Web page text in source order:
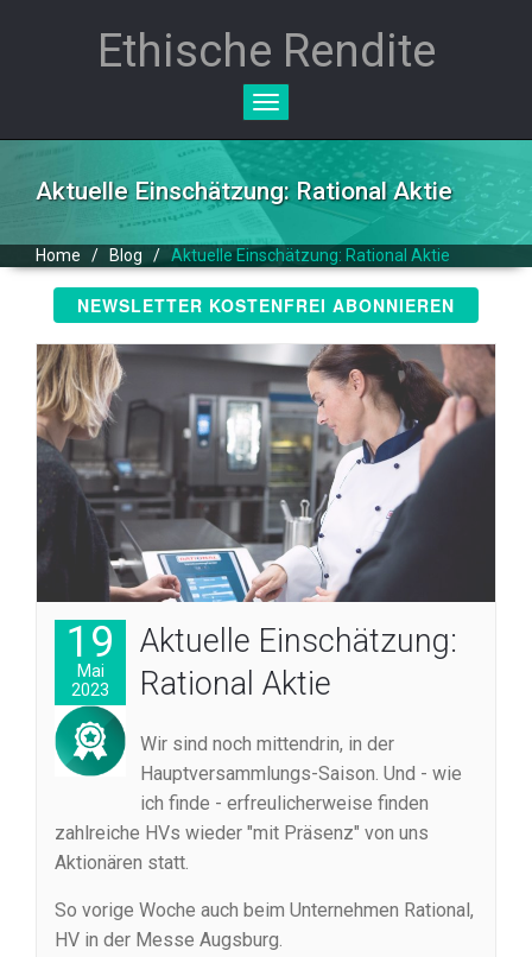
Ethische Rendite
Toggle
Aktuelle Einschätzung: Rational Aktie
Home / Blog / Aktuelle Einschätzung: Rational Aktie
NEWSLETTER KOSTENFREI ABONNIEREN
19
Mai
2023
Aktuelle Einschätzung:
Rational Aktie
Wir sind noch mittendrin, in der
Hauptversammlungs-Saison. Und - wie
ich finde - erfreulicherweise finden
zahlreiche HVs wieder "mit Präsenz" von uns
Aktionären statt.
So vorige Woche auch beim Unternehmen Rational,
HV in der Messe Augsburg.